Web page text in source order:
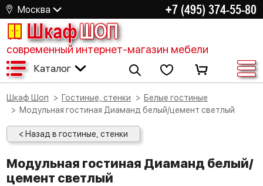
Москва +7 (495) 374-55-80
ШкафШОП
современный интернет-магазин мебели
Каталог
Шкаф Шоп Гостиные, стенки
Белые гостиные
Модульная гостиная Диаманд белый/цемент светлый
< Назад в гостиные, стенки
Модульная гостиная Диаманд белый/
цемент светлый